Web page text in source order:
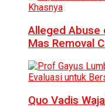
Alleged Abuse
Mas Removal
Quo Vadis